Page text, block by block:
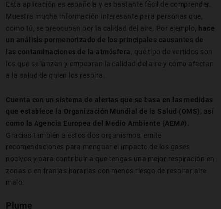
Esta aplicación es española y es bastante fácil de comprender.
Muestra mucha información interesante para personas que,
como tú, se preocupan por la calidad del aire. Por ejemplo,
hace
un análisis pormenorizado de los principales causantes de
las contaminaciones de la atmósfera , qué tipo de vertidos son
los que se lanzan y empeoran la calidad del aire y cómo afectan
a la salud de quien los respira.
Cuenta con un sistema de alertas que se basa en las medidas
que establece la Organización Mundial de la Salud (OMS), así
como la Agencia Europea del Medio Ambiente (AEMA).
Gracias también a estos dos organismos, emite
recomendaciones para menguar el impacto de los gases
nocivos y para contribuir a que tengas una mejor respiración en
zonas o en franjas horarias con menos riesgo de respirar aire
malo.
Plume